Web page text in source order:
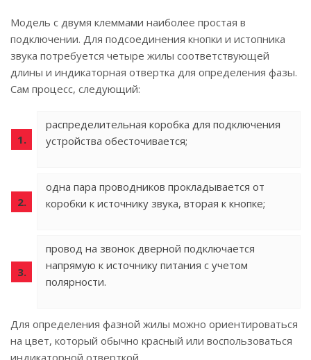
Модель с двумя клеммами наиболее простая в
подключении. Для подсоединения кнопки и истопника
звука потребуется четыре жилы соответствующей
длины и индикаторная отвертка для определения фазы.
Сам процесс, следующий:
распределительная коробка для подключения
устройства обесточивается;
одна пара проводников прокладывается от
коробки к источнику звука, вторая к кнопке;
провод на звонок дверной подключается
напрямую к источнику питания с учетом
полярности.
Для определения фазной жилы можно ориентироваться
на цвет, который обычно красный или воспользоваться